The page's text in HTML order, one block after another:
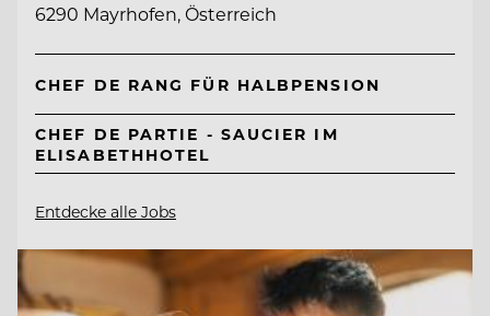
6290 Mayrhofen, Österreich
CHEF DE RANG FÜR HALBPENSION
CHEF DE PARTIE - SAUCIER IM
ELISABETHHOTEL
Entdecke alle Jobs